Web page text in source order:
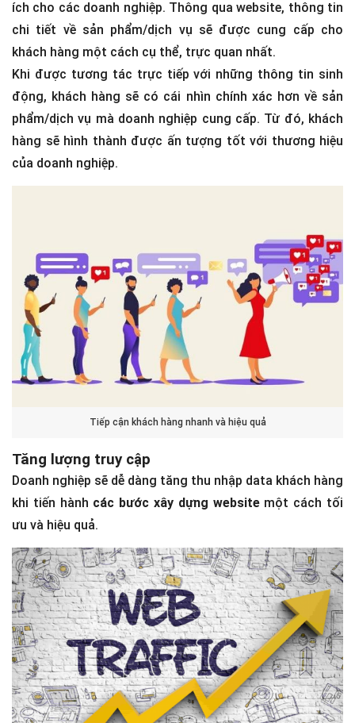
ích cho các doanh nghiệp. Thông qua website, thông tin
chi tiết về sản phẩm/dịch vụ sẽ được cung cấp cho
khách hàng một cách cụ thể, trực quan nhất.
Khi được tương tác trực tiếp với những thông tin sinh
động, khách hàng sẽ có cái nhìn chính xác hơn về sản
phẩm/dịch vụ mà doanh nghiệp cung cấp. Từ đó, khách
hàng sẽ hình thành được ấn tượng tốt với thương hiệu
của doanh nghiệp.
Tiếp cận khách hàng nhanh và hiệu quả
Tăng lượng truy cập
Doanh nghiệp sẽ dễ dàng tăng thu nhập data khách hàng
khi tiến hành các bước xây dựng websitemột cách tối
ưu và hiệu quả.